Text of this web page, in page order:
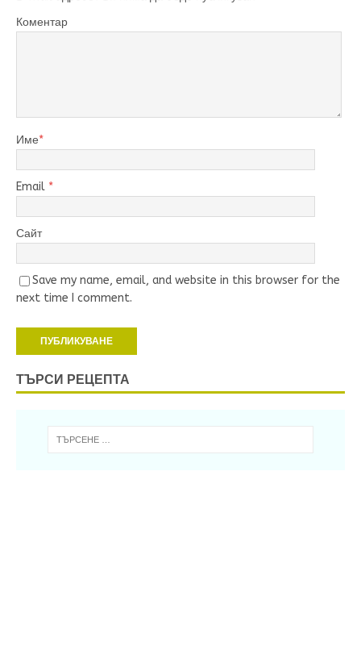
Коментар
Име*
Email *
Сайт
Save my name, email, and website in this browser for the
next time I comment.
ТЪРСИ РЕЦЕПТА